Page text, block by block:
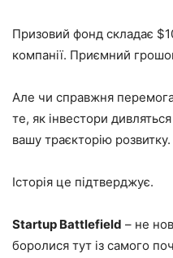
Призовий фонд складає
компанії. Приємний
Але чи справжня
те, як інвестори
вашу траєкторію розвитку.
Історія це підтверджує.
Startup Battlefield – не
боролися тут із самого